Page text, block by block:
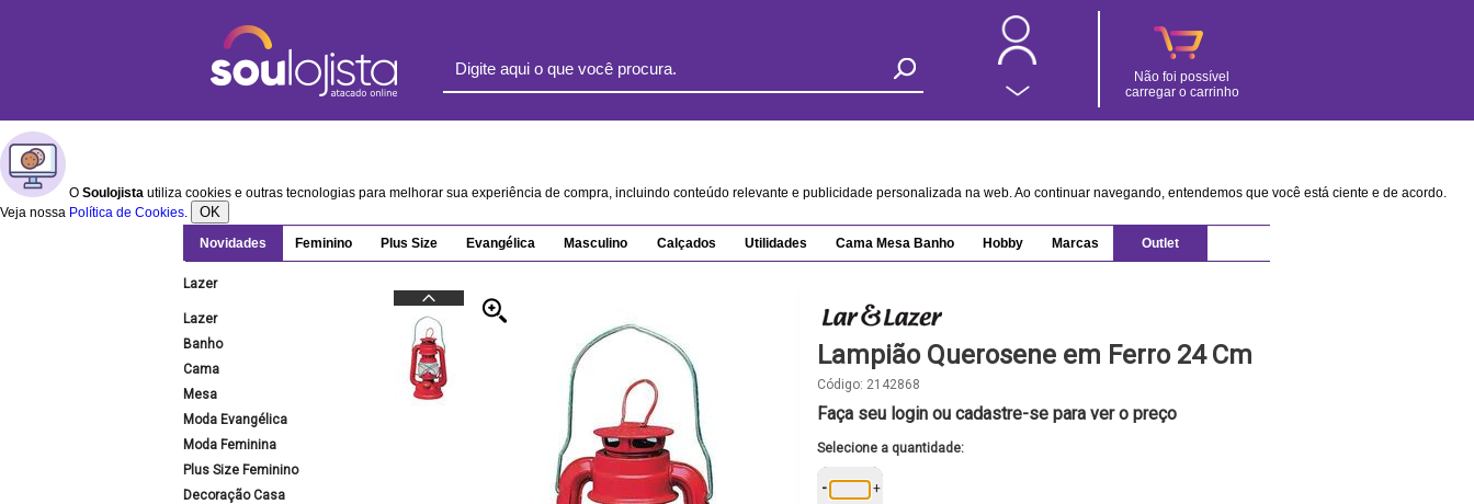
Não foi possível
carregar o carrinho
O Soulojista utiliza cookies e outras tecnologias para melhorar sua experiência de compra, incluindo conteúdo relevante e publicidade personalizada na web. Ao continuar navegando, entendemos que você está ciente e de acordo.
Veja nossa Política de Cookies. OK
Novidades Feminino Plus Size Evangélica Masculino Calçados Utilidades Cama Mesa Banho Hobby Marcas Outlet
Lazer
Lazer
Banho
Cama
Mesa
Moda Evangélica
Moda Feminina
Plus Size Feminino
Decoração Casa
Lampião Querosene em Ferro 24 Cm
Código: 2142868
Faça seu login ou cadastre-se para ver o preço
Selecione a quantidade:
- +